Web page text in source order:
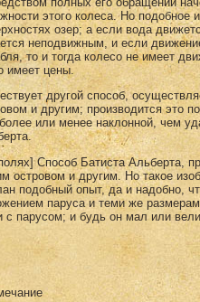
этого колеса. Но
озер; а если вода
неподвижным, и если
то и тогда колесо не имеет
имеет цены.
другой способ,
и другим; производится это
или менее на­клонной, чем
Способ Батиста Альберта,
островом и другим. Но такое
подобный опыт, да и надобно,
паруса и теми же
с пapусом; и будь он мал или